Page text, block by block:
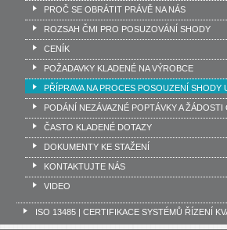
PROČ SE OBRÁTIT PRÁVĚ NA NÁS
ROZSAH ČMI PRO POSUZOVÁNÍ SHODY
CENÍK
POŽADAVKY KLADENÉ NA VÝROBCE
PŘÍPRAVA NA PROCES POSOUZENÍ SHODY
PODÁNÍ NEZÁVAZNÉ POPTÁVKY A
ČASTO KLADENÉ DOTAZY
DOKUMENTY KE STAŽENÍ
KONTAKTUJTE NÁS
VIDEO
ISO 13485 | CERTIFIKACE SYSTÉMŮ ŘÍZENÍ